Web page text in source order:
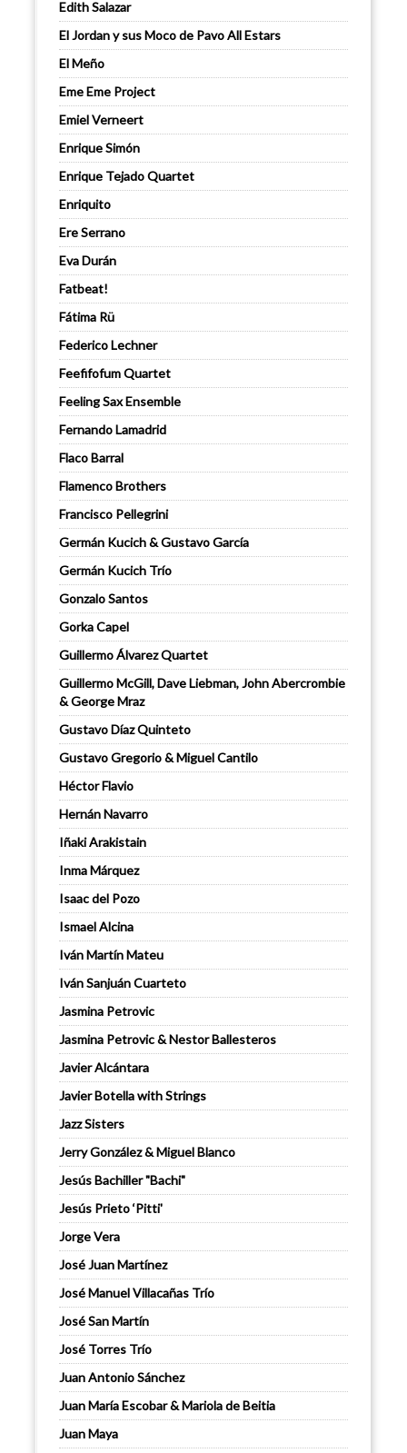
Edith Salazar
El Jordan y sus Moco de Pavo All Estars
El Meño
Eme Eme Project
Emiel Verneert
Enrique Simón
Enrique Tejado Quartet
Enriquito
Ere Serrano
Eva Durán
Fatbeat!
Fátima Rü
Federico Lechner
Feefifofum Quartet
Feeling Sax Ensemble
Fernando Lamadrid
Flaco Barral
Flamenco Brothers
Francisco Pellegrini
Germán Kucich & Gustavo García
Germán Kucich Trío
Gonzalo Santos
Gorka Capel
Guillermo Álvarez Quartet
Guillermo McGill, Dave Liebman, John Abercrombie
& George Mraz
Gustavo Díaz Quinteto
Gustavo Gregorio & Miguel Cantilo
Héctor Flavio
Hernán Navarro
Iñaki Arakistain
Inma Márquez
Isaac del Pozo
Ismael Alcina
Iván Martín Mateu
Iván Sanjuán Cuarteto
Jasmina Petrovic
Jasmina Petrovic & Nestor Ballesteros
Javier Alcántara
Javier Botella with Strings
Jazz Sisters
Jerry González & Miguel Blanco
Jesús Bachiller "Bachi"
Jesús Prieto ‘Pitti'
Jorge Vera
José Juan Martínez
José Manuel Villacañas Trío
José San Martín
José Torres Trío
Juan Antonio Sánchez
Juan María Escobar & Mariola de Beitia
Juan Maya